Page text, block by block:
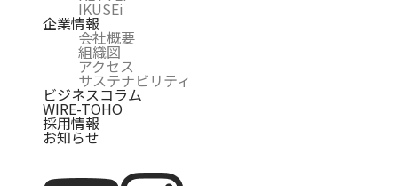
IKUSEi
企業情報
会社概要
組織図
アクセス
サステナビリティ
ビジネスコラム
WIRE-TOHO
採用情報
お知らせ